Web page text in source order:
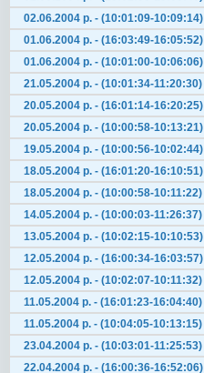
02.06.2004 р. - (10:01:09-10:09:14)
01.06.2004 р. - (16:03:49-16:05:52)
01.06.2004 р. - (10:01:00-10:06:06)
21.05.2004 р. - (10:01:34-11:20:30)
20.05.2004 р. - (16:01:14-16:20:25)
20.05.2004 р. - (10:00:58-10:13:21)
19.05.2004 р. - (10:00:56-10:02:44)
18.05.2004 р. - (16:01:20-16:10:51)
18.05.2004 р. - (10:00:58-10:11:22)
14.05.2004 р. - (10:00:03-11:26:37)
13.05.2004 р. - (10:02:15-10:10:53)
12.05.2004 р. - (16:00:34-16:03:57)
12.05.2004 р. - (10:02:07-10:11:32)
11.05.2004 р. - (16:01:23-16:04:40)
11.05.2004 р. - (10:04:05-10:13:15)
23.04.2004 р. - (10:03:01-11:25:53)
22.04.2004 р. - (16:00:36-16:52:06)